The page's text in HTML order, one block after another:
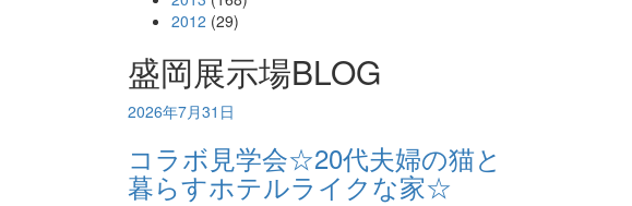
2012 (29)
盛岡展示場BLOG
2026年7月31日
コラボ見学会☆20代夫婦の猫と
暮らすホテルライクな家☆